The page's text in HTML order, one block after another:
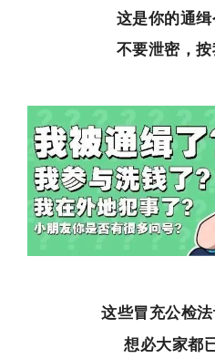
这是你的通
不要泄密，
这些冒充公检
想必大家都